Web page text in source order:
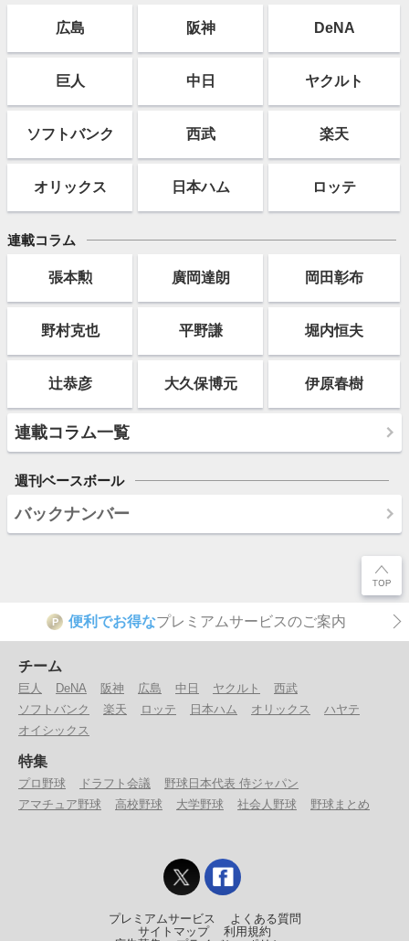
広島 阪神 DeNA
巨人 中日 ヤクルト
ソフトバンク 西武 楽天
オリックス 日本ハム ロッテ
連載コラム
張本勲 廣岡達朗 岡田彰布
野村克也 平野謙 堀内恒夫
辻恭彦 大久保博元 伊原春樹
連載コラム一覧
週刊ベースボール
バックナンバー
P 便利でお得なプレミアムサービスのご案内
チーム
巨人 DeNA 阪神 広島 中日 ヤクルト
西武
ソフトバンク
楽天 ロッテ 日本ハム オリックス
ハヤテ
オイシックス
特集
プロ野球 ドラフト会議
野球日本代表 侍ジャパン
アマチュア野球
高校野球 大学野球 社会人野球 野球まとめ
プレミアムサービス
よくある質問
サイトマップ
利用規約